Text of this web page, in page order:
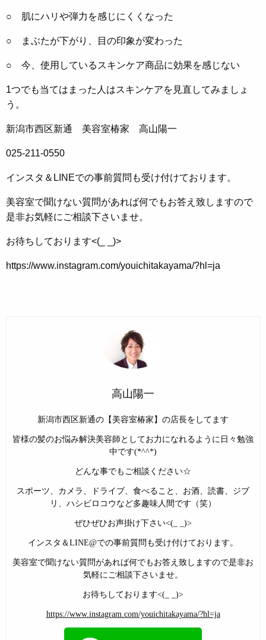
○ 肌にハリや弾力を感じにくくなった
○ まぶたが下がり、目の印象が変わった
○ 今、使用しているスキンケア商品に効果を感じない
1つでも当てはまった人はスキンケアを見直してみましょ
う。
新潟市西区新通 美容室椿家 高山陽一
025-211-0550
インスタ＆LINEでの事前質問も受け付けております。
美容室で聞けない質問があれば何でもお答え致しますので
是非お気軽にご相談下さいませ。
お待ちしております<(_ _)>
https://www.instagram.com/youichitakayama/?hl=ja
高山陽一
新潟市西区新通の【美容室椿家】の店長をしてます
皆様の髪のお悩み解決美容師としてお力になれるように日々勉強
中です(*^^*)
どんな事でもご相談ください☆
スポーツ、カメラ、ドライブ、食べること、お酒、読書、ジブ
リ、ハシビロコウなど多趣味人間です（笑）
ぜひぜひお声掛け下さい<(_ _)>
インスタ＆LINE@での事前質問も受け付けております。
美容室で聞けない質問があれば何でもお答え致しますので是非お
気軽にご相談下さいませ。
お待ちしております<(_ _)>
https://www.instagram.com/youichitakayama/?hl=ja